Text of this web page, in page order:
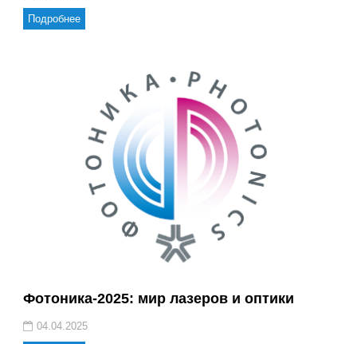
Подробнее
Фотоника-2025: мир лазеров и оптики
04.04.2025